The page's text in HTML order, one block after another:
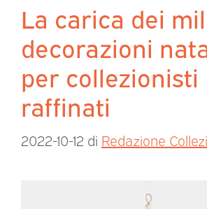
La carica dei
decorazioni
per collezionisti
raffinati
2022-10-12 di Redazione